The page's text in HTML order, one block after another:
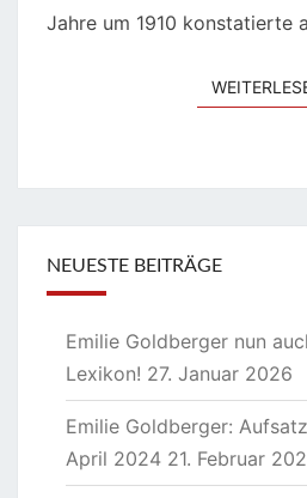
Jahre um 1910 konstatierte
NEUESTE BEITRÄGE
Emilie Goldberger nun
Lexikon! 27. Januar 2026
Emilie Goldberger:
April 2024 21. Februar